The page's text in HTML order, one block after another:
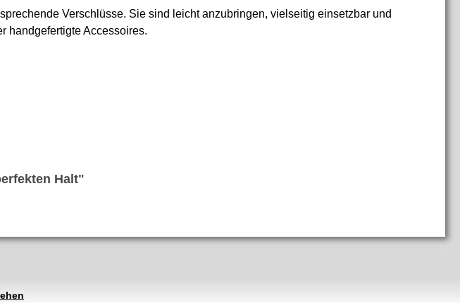
Verschlüsse. Sie sind leicht anzubringen, vielseitig einsetzbar und
handgefertigte Accessoires.
Halt"